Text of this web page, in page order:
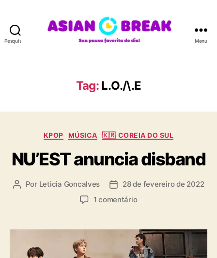
Pesquisar
A
N
R
A
Menu
Tag: L.O./\.E
C
t
e
o
r
s
KPOP MÚSICA 🇰🇷 COREIA DO SUL
NU’EST anuncia disband
A
r
Por Leticia Goncalves
D
d
28 de fevereiro de 2022
1 comentárioe
U
’
E